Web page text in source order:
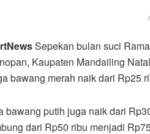
Sepekan bulan suci
Kaupaten Mandailing
bawang merah naik dari Rp25
bawang putih juga naik dari
dari Rp50 ribu menjadi